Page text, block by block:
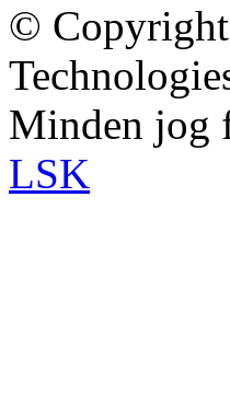
©
Minden jog
LSK